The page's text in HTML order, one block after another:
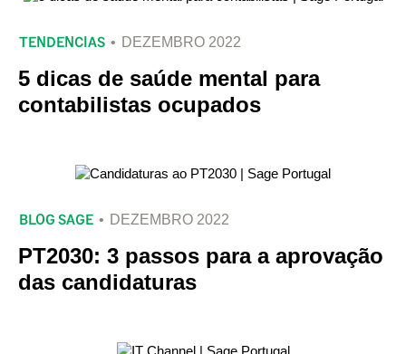
TENDENCIAS DEZEMBRO 2022
5 dicas de saúde mental para
contabilistas ocupados
BLOG SAGE DEZEMBRO 2022
PT2030: 3 passos para a aprovação
das candidaturas